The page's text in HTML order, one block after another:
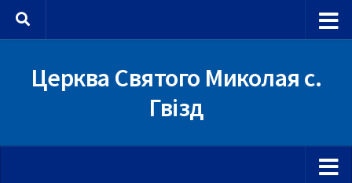
Skip to content
Церква Святого Миколая с.
Гвізд